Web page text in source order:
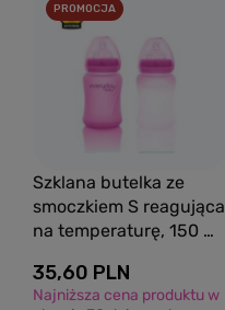
PROMOCJA
Szklana butelka ze
smoczkiem S reagująca
na temperaturę, 150 ml,
Baby
35,60 PLN
Najniższa cena produktu w